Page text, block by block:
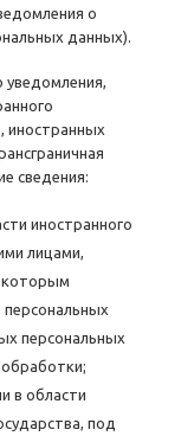
о
данных).
уведомления,
иностранных
сведения:
иностранного
лицами,
которым
персональных
персональных
в области
под